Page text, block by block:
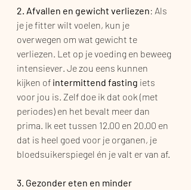
2. Afvallen en gewicht verliezen: Als
je je fitter wilt voelen, kun je
overwegen om wat gewicht te
verliezen. Let op je voeding en beweeg
intensiever. Je zou eens kunnen
kijken of intermittend fasting iets
voor jou is. Zelf doe ik dat ook (met
periodes) en het bevalt meer dan
prima. Ik eet tussen 12.00 en 20.00 en
dat is heel goed voor je organen, je
bloedsuikerspiegel én je valt er van af.
3. Gezonder eten en minder